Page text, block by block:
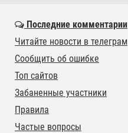
Последние комментарии
Читайте новости в телеграм
Сообщить об ошибке
Топ сайтов
Забаненные участники
Правила
Частые вопросы